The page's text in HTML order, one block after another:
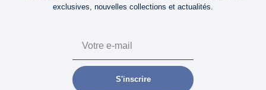
exclusives, nouvelles collections et actualités.
S'inscrire